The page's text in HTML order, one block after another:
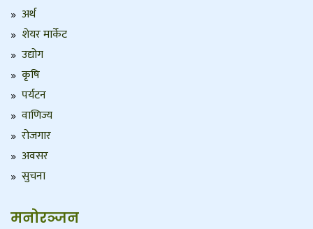
अर्थ
शेयर मार्केट
उद्योग
कृषि
पर्यटन
वाणिज्य
रोजगार
अवसर
सुचना
मनोरञ्जन